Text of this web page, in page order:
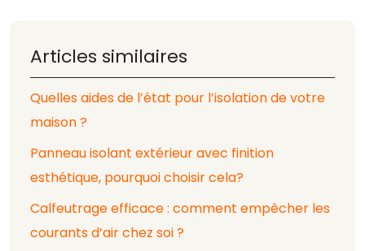
Articles similaires
Quelles aides de l’état pour l’isolation de votre
maison ?
Panneau isolant extérieur avec finition
esthétique, pourquoi choisir cela?
Calfeutrage efficace : comment empêcher les
courants d’air chez soi ?